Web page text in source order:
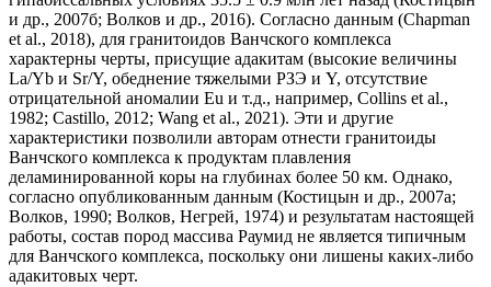
и др., 2007б; Волков и др., 2016). Согласно данным (Chapman
et al., 2018), для гранитоидов Ванчского комплекса
характерны черты, присущие адакитам (высокие величины
La/Yb и Sr/Y, обеднение тяжелыми РЗЭ и Y, отсутствие
отрицательной аномалии Eu и т.д., например, Collins et al.,
1982; Castillo, 2012; Wang et al., 2021). Эти и другие
характеристики позволили авторам отнести гранитоиды
Ванчского комплекса к продуктам плавления
деламинированной коры на глубинах более 50 км. Однако,
согласно опубликованным данным (Костицын и др., 2007а;
Волков, 1990; Волков, Негрей, 1974) и результатам настоящей
работы, состав пород массива Раумид не является типичным
для Ванчского комплекса, поскольку они лишены каких-либо
адакитовых черт.